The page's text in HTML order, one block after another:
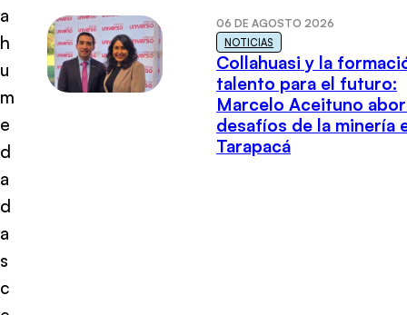
a
h
u
m
e
d
a
d
a
s
c
06 DE AGOSTO 2026
NOTICIAS
Collahuasi y la
talento para el futuro:
Marcelo Aceituno
desafíos de la minería
Tarapacá